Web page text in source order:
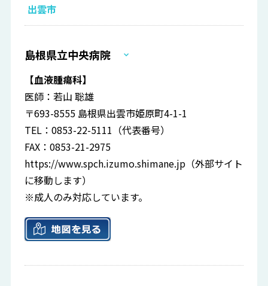
出雲市
島根県立中央病院
【血液腫瘍科】
医師：若山 聡雄
〒693-8555 島根県出雲市姫原町4-1-1
TEL：0853-22-5111（代表番号）
FAX：0853-21-2975
https://www.spch.izumo.shimane.jp （外部サイト
に移動します）
※成人のみ対応しています。